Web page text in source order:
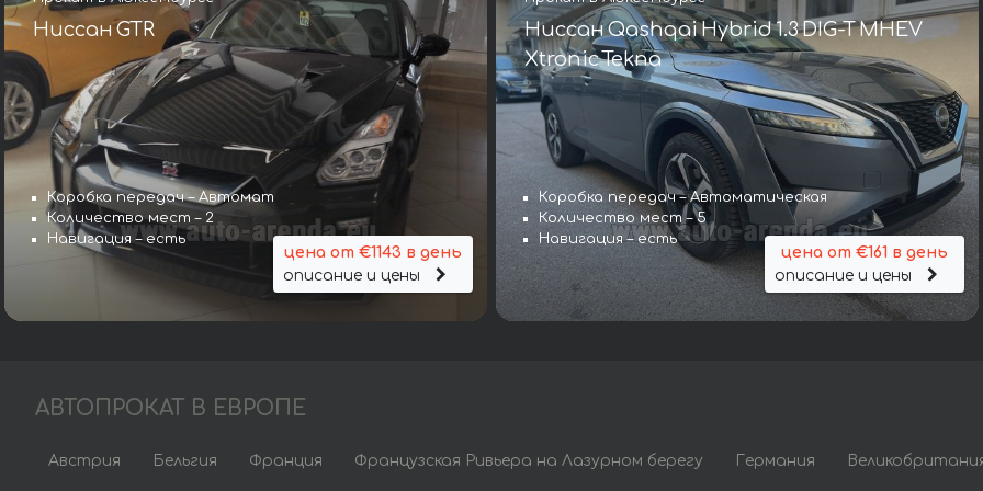
Ниссан GTR
Коробка передач – Автомат
Количество мест – 2
Навигация – есть
цена от €1143 в день
описание и цены
Ниссан Qashqai Hybrid 1.3 DIG-T MHEV
Xtronic Tekna
Коробка передач – Автоматическая
Количество мест – 5
Навигация – есть
цена от €161 в день
описание и цены
АВТОПРОКАТ В ЕВРОПЕ
Австрия Бельгия Франция Французская Ривьера на Лазурном берегу Германия